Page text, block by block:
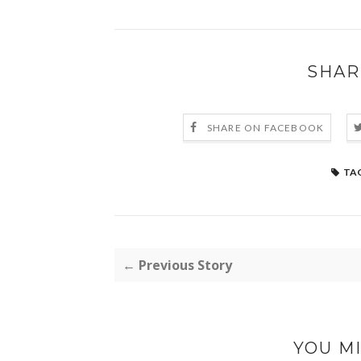
SHARE ON FACEBOOK
← Previous Story
YOU